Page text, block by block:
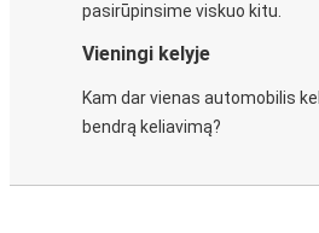
pasirūpinsime viskuo kitu.
Vieningi kelyje
Kam dar vienas automobilis
bendrą keliavimą?